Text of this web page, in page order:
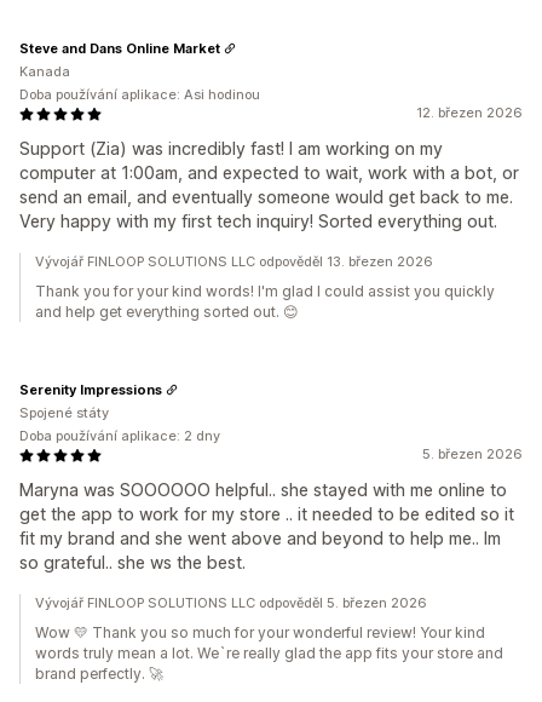
12. březen 2026
Support (Zia) was incredibly fast! I am working on my
computer at 1:00am, and expected to wait, work with a bot, or
send an email, and eventually someone would get back to me.
Very happy with my first tech inquiry! Sorted everything out.
Steve and Dans Online Market
Kanada
Doba používání aplikace: Asi hodinou
Vývojář FINLOOP SOLUTIONS LLC odpověděl 13. březen 2026
Thank you for your kind words! I'm glad I could assist you quickly
and help get everything sorted out. 😊
5. březen 2026
Maryna was SOOOOOO helpful.. she stayed with me online to
get the app to work for my store .. it needed to be edited so it
fit my brand and she went above and beyond to help me.. Im
so grateful.. she ws the best.
Serenity Impressions
Spojené státy
Doba používání aplikace: 2 dny
Vývojář FINLOOP SOLUTIONS LLC odpověděl 5. březen 2026
Wow 💛 Thank you so much for your wonderful review! Your kind
words truly mean a lot. We`re really glad the app fits your store and
brand perfectly. 🚀